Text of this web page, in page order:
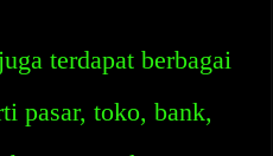
terdapat berbagai
pasar, toko, bank,